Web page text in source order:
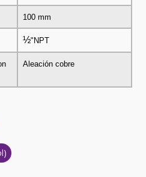
100 mm
½"NPT
Aleación cobre